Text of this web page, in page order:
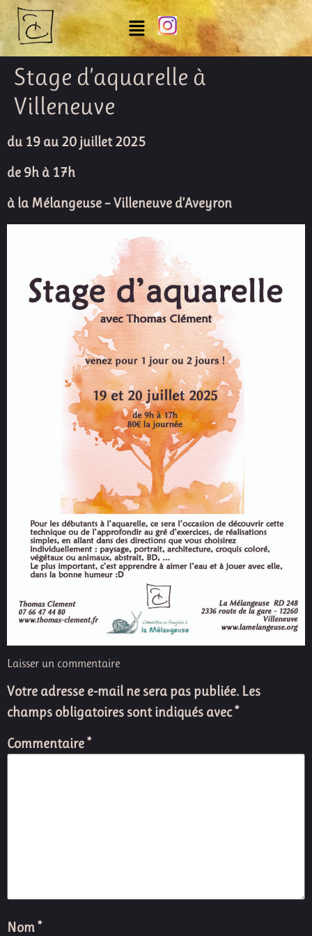
Stage d’aquarelle à
Villeneuve
du 19 au 20 juillet 2025
de 9h à 17h
à la Mélangeuse – Villeneuve d’Aveyron
Laisser un commentaire
Votre adresse e-mail ne sera pas publiée. Les
champs obligatoires sont indiqués avec*
Commentaire*
Nom*